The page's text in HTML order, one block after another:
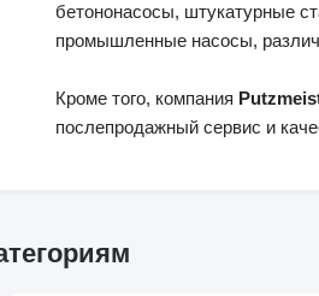
бетононасосы, штукатурные
промышленные насосы,
Кроме того, компания
послепродажный сервис и